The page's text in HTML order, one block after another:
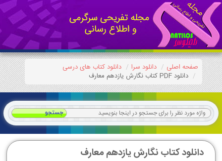
صفحه اصلی دانلود سرا
دانلود کتاب های درسی
دانلود PDF کتاب نگارش یازدهم معارف
دانلود کتاب نگارش یازدهم معارف